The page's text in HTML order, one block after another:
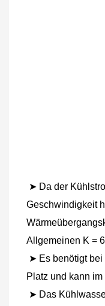
➤ Da der
Geschwindigkeit
Allgemeinen K =
Platz und kann